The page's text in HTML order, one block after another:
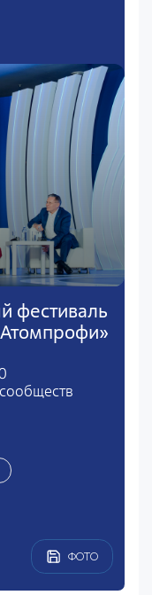
фестиваль
ФОТО